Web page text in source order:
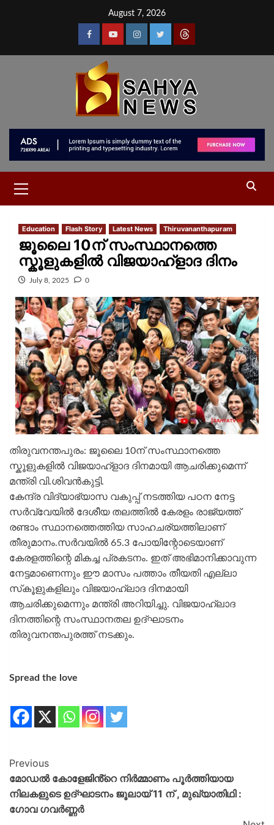
August 7, 2026
Education Flash Story Latest News Thiruvananthapuram
ജൂലൈ 10ന് സംസ്ഥാനത്തെ
സ്കൂളുകളിൽ വിജയാഹ്ളാദ ദിനം
July 8, 2025 0
തിരുവനന്തപുരം: ജൂലൈ 10ന് സംസ്ഥാനത്തെ
സ്കൂളുകളിൽ വിജയാഹ്ളാദ ദിനമായി ആചരിക്കുമെന്ന്
മന്ത്രി വി.ശിവൻകുട്ടി.
കേന്ദ്ര വിദ്യാഭ്യാസ വകുപ്പ് നടത്തിയ പഠന നേട്ട
സർവ്വേയിൽ ദേശീയ തലത്തിൽ കേരളം രാജ്യത്ത്
രണ്ടാം സ്ഥാനത്തെത്തിയ സാഹചര്യത്തിലാണ്
തീരുമാനം.സർവയിൽ 65.3 പോയിന്റോടെയാണ്
കേരളത്തിന്റെ മികച്ച പ്രകടനം. ഇത് അഭിമാനിക്കാവുന്ന
നേട്ടമാണെന്നും ഈ മാസം പത്താം തീയതി എല്ലാ
സ്‌കൂളുകളിലും വിജയാഹ്ലാദ ദിനമായി
ആചരിക്കുമെന്നും മന്ത്രി അറിയിച്ചു. വിജയാഹ്ലാദ
ദിനത്തിന്റെ സംസ്ഥാനതല ഉദ്ഘാടനം
തിരുവനന്തപുരത്ത് നടക്കും.
Spread the love
Previous
മോഡൽ കോളേജിൻ്റെ നിർമ്മാണം പൂർത്തിയായ
നിലകളുടെ ഉദ്‌ഘാടനം ജൂലായ് 11 ന് , മുഖ്യാതിഥി :
ഗോവ ഗവർണ്ണർ